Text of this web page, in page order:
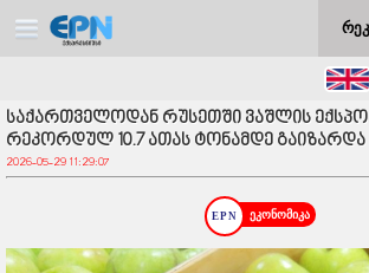
საქართველოდან რუსეთში ვაშლის
რეკორდულ 10.7 ათას ტონამდე გაიზარდა
2026-05-29 11:29:07
ეკონომიკა